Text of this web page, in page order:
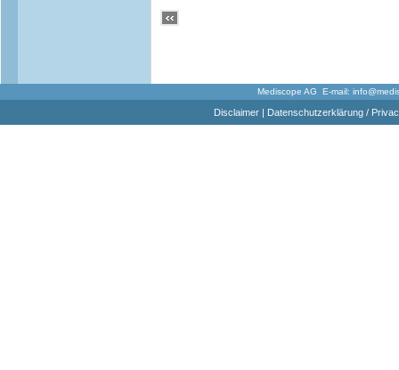
Mediscope AG E-mail:
Disclaimer| Datenschutzerklärung /